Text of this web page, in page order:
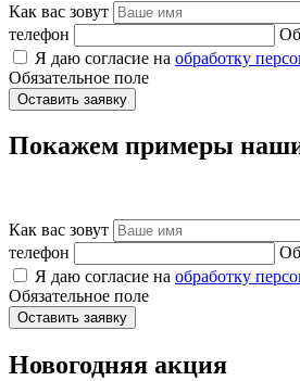
Как вас зовут
телефон
Я даю согласие на обработку
Обязательное поле
Оставить заявку
Покажем примеры
Как вас зовут
телефон
Я даю согласие на обработку
Обязательное поле
Оставить заявку
Новогодняя акция